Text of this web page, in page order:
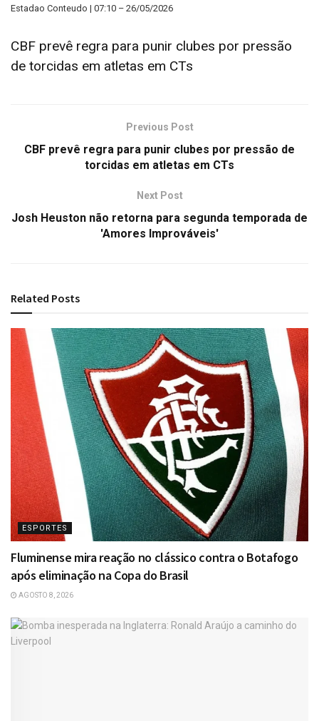
Estadao Conteudo | 07:10 – 26/05/2026
CBF prevê regra para punir clubes por pressão
de torcidas em atletas em CTs
Previous Post
CBF prevê regra para punir clubes por pressão de
torcidas em atletas em CTs
Next Post
Josh Heuston não retorna para segunda temporada de
'Amores Improváveis'
Related Posts
ESPORTES
Fluminense mira reação no clássico contra o Botafogo
após eliminação na Copa do Brasil
AGOSTO 8, 2026